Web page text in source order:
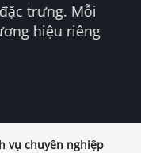
trưng. Mỗi
hiệu riêng
vụ chuyên nghiệp